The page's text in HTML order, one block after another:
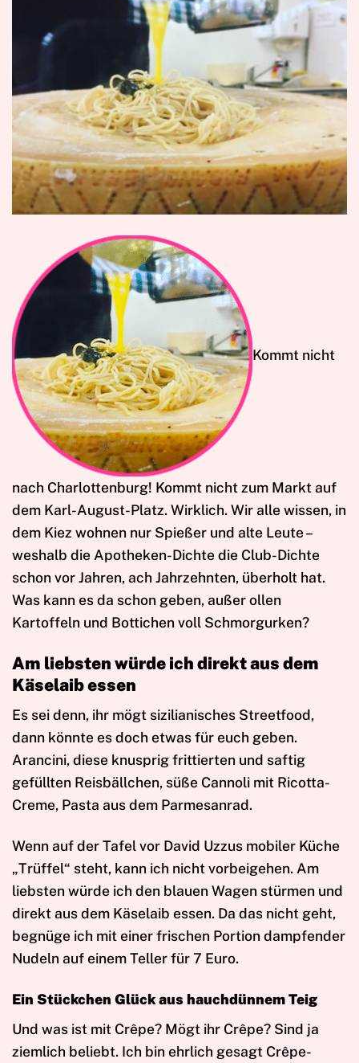
Kommt nicht
nach Charlottenburg! Kommt nicht zum Markt auf
dem Karl-August-Platz. Wirklich. Wir alle wissen, in
dem Kiez wohnen nur Spießer und alte Leute –
weshalb die Apotheken-Dichte die Club-Dichte
schon vor Jahren, ach Jahrzehnten, überholt hat.
Was kann es da schon geben, außer ollen
Kartoffeln und Bottichen voll Schmorgurken?
Am liebsten würde ich direkt aus dem
Käselaib essen
Es sei denn, ihr mögt sizilianisches Streetfood,
dann könnte es doch etwas für euch geben.
Arancini, diese knusprig frittierten und saftig
gefüllten Reisbällchen, süße Cannoli mit Ricotta-
Creme, Pasta aus dem Parmesanrad.
Wenn auf der Tafel vor David Uzzus mobiler Küche
„Trüffel“ steht, kann ich nicht vorbeigehen. Am
liebsten würde ich den blauen Wagen stürmen und
direkt aus dem Käselaib essen. Da das nicht geht,
begnüge ich mit einer frischen Portion dampfender
Nudeln auf einem Teller für 7 Euro.
Ein Stückchen Glück aus hauchdünnem Teig
Und was ist mit Crêpe? Mögt ihr Crêpe? Sind ja
ziemlich beliebt. Ich bin ehrlich gesagt Crêpe-